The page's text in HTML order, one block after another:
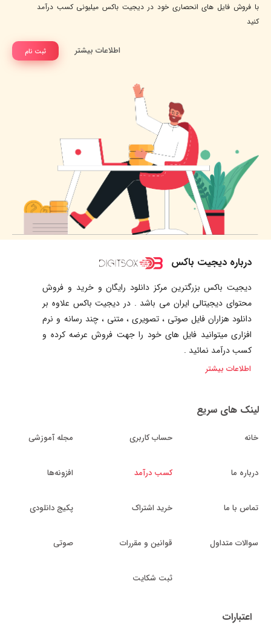
با فروش فایل های انحصاری خود در دیجیت باکس میلیونی کسب درآمد
کنید
ثبت نام اطلاعات بیشتر
درباره دیجیت باکس
دیجیت باکس بزرگترین مرکز دانلود رایگان و خرید و فروش
محتوای دیجیتالی ایران می باشد . در دیجیت باکس علاوه بر
دانلود هزاران فایل صوتی ، تصویری ، متنی ، چند رسانه و نرم
افزاری میتوانید فایل های خود را جهت فروش عرضه کرده و
کسب درآمد نمائید .
اطلاعات بیشتر
لینک های سریع
خانه
درباره ما
تماس با ما
سوالات متداول
حساب کاربری
کسب درآمد
خرید اشتراک
قوانین و مقررات
ثبت شکایت
مجله آموزشی
افزونه‌ها
پکیج دانلودی
صوتی
اعتبارات